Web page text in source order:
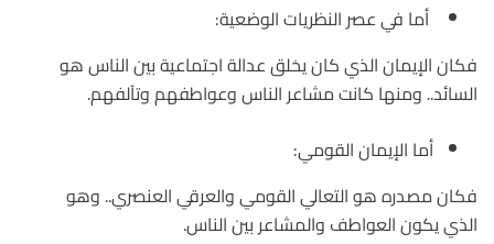
أما في عصر النظريات الوضعية:
فكان الإيمان الذي كان يخلق عدالة اجتماعية بين الناس هو
السائد.. ومنها كانت مشاعر الناس وعواطفهم وتآلفهم.
أما الإيمان القومي:
فكان مصدره هو التعالي القومي والعرقي العنصري.. وهو
الذي يكون العواطف والمشاعر بين الناس.